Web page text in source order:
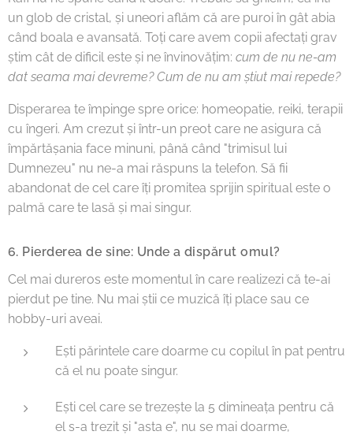
un glob de cristal, și uneori aflăm că are puroi în gât abia
când boala e avansată. Toți care avem copii afectați grav
știm cât de dificil este și ne învinovățim: cum de nu ne-am
dat seama mai devreme? Cum de nu am știut mai repede?
Disperarea te împinge spre orice: homeopatie, reiki, terapii
cu îngeri. Am crezut și într-un preot care ne asigura că
împărtășania face minuni, până când "trimisul lui
Dumnezeu" nu ne-a mai răspuns la telefon. Să fii
abandonat de cel care îți promitea sprijin spiritual este o
palmă care te lasă și mai singur.
6. Pierderea de sine: Unde a dispărut omul?
Cel mai dureros este momentul în care realizezi că te-ai
pierdut pe tine. Nu mai știi ce muzică îți place sau ce
hobby-uri aveai.
Ești părintele care doarme cu copilul în pat pentru
că el nu poate singur.
Ești cel care se trezește la 5 dimineața pentru că
el s-a trezit și "asta e", nu se mai doarme,